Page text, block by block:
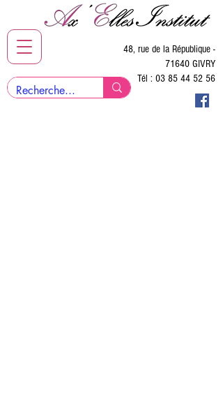
48, rue de la République -
71640 GIVRY
Tél : 03 85 44 52 56